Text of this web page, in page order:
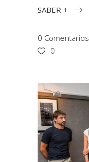
SABER +
0 Comentarios
0